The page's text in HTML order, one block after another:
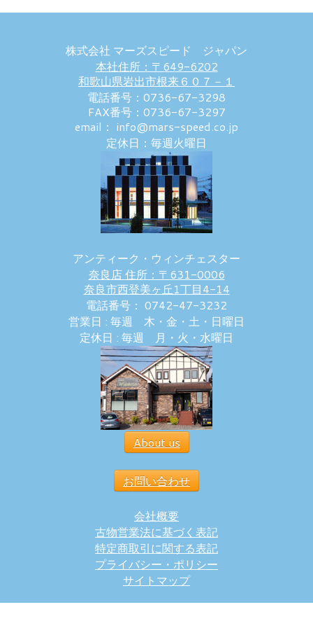
株式会社 マーズスピード ジャパン
本社住所：〒649-6202
和歌山県岩出市根来６０７－１
電話番号：0736-67-3298
FAX番号：0736-67-3297
email： info@mars-speed.co.jp
定休日：毎週火曜日
アンティーク・ウィンチェスター
奈良店 住所：〒631-0006
奈良市西登美ヶ丘1丁目4-14
電話番号： 0742-47-3232
営業日 : 毎週 木・金・土・日曜日
定休日 : 毎週 月・火・水曜日
About us
お問い合わせ
会社概要
古物営業法に基づく表記
特定商取引に関する表記
プライバシー・ポリシー
サイトマップ